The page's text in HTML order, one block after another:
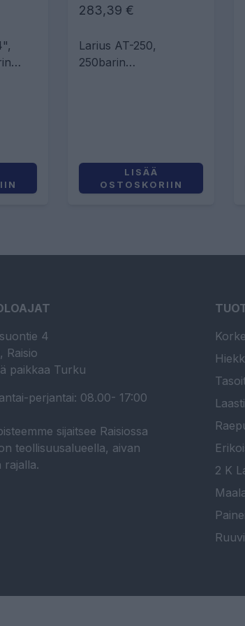
283,39 €
Larius AT-250,
250barin
LISÄÄ
OSTOSKORIIN
4
Raisio
paikkaa Turku
perjantai: 08.00- 17:00
sijaitsee Raisiossa
teollisuusalueella, aivan
rajalla.
2 K